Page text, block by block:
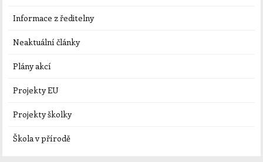
Informace z ředitelny
Neaktuální články
Plány akcí
Projekty EU
Projekty školky
Škola v přírodě